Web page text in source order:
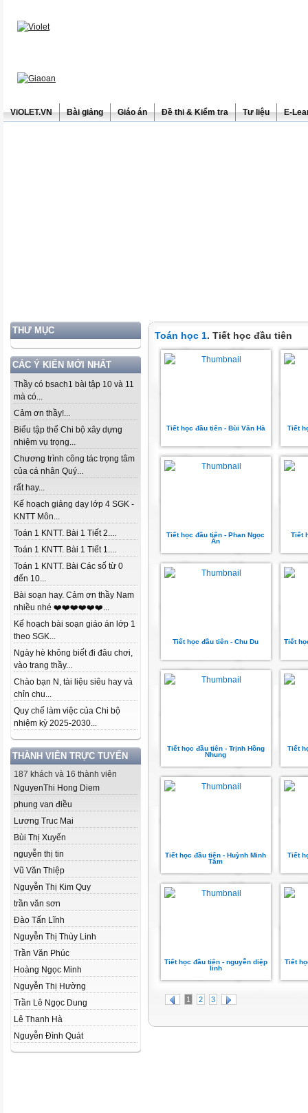
ViOLET.VN Bài giảng Giáo án Đề thi & Kiểm tra Tư liệu E-
THƯ MỤC
CÁC Ý KIẾN MỚI NHẤT
Thầy có bsach1 bài tập 10 và 11
mà có...
Cảm ơn thầy!...
Biểu tập thể Chi bộ xây dựng
nhiệm vụ trọng...
Chương trình công tác trọng tâm
của cá nhân Quý...
rất hay...
Kế hoạch giảng dạy lớp 4 SGK -
KNTT Môn...
Toán 1 KNTT. Bài 1 Tiết 2....
Toán 1 KNTT. Bài 1 Tiết 1....
Toán 1 KNTT. Bài Các số từ 0
đến 10...
Bài soạn hay. Cảm ơn thầy Nam
nhiều nhé ❤️❤️❤️❤️❤️❤️...
Kế hoạch bài soạn giáo án lớp 1
theo SGK...
Ngày hè không biết đi đâu chơi,
vào trang thầy...
Chào bạn N, tài liệu siêu hay và
chỉn chu...
Quy chế làm việc của Chi bộ
nhiệm kỳ 2025-2030...
THÀNH VIÊN TRỰC TUYẾN
187 khách và 16 thành viên
NguyenThi Hong Diem
phung van điều
Lương Truc Mai
Bùi Thị Xuyến
nguyễn thị tin
Vũ Văn Thiệp
Nguyễn Thị Kim Quy
trần văn sơn
Đào Tấn Lĩnh
Nguyễn Thị Thùy Linh
Trần Văn Phúc
Hoàng Ngọc Minh
Nguyễn Thị Hường
Trần Lê Ngọc Dung
Lê Thanh Hà
Nguyễn Đình Quát
Toán học 1. Tiết học đầu tiên
Tiết học đầu tiên - Bùi Văn Hà Tiết
Tiết học đầu tiên - Phan Ngọc
Ẩn
Tiết
Tiết học đầu tiên - Chu Du Tiết
Tiết học đầu tiên - Trịnh Hồng
Nhung
Tiết
Tiết học đầu tiên - Huỳnh Minh
Tâm
Tiết
Tiết học đầu tiên - nguyễn diệp
linh
Tiết
1 2 3